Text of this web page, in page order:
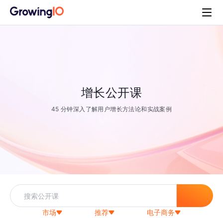
增长公开课
45 分钟深入了解用户增长方法论和实战案例
市场 推荐 电子商务